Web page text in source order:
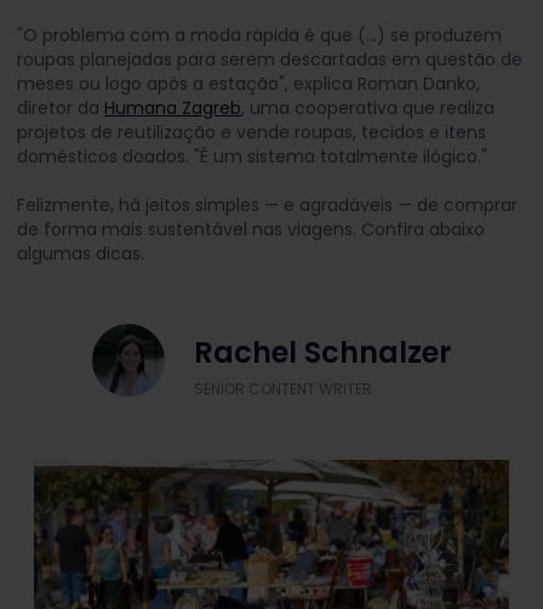
"O problema com a moda rápida é que (...) se produzem
roupas planejadas para serem descartadas em questão de
meses ou logo após a estação", explica Roman Danko,
diretor da Humana Zagreb, uma cooperativa que realiza
projetos de reutilização e vende roupas, tecidos e itens
domésticos doados. "É um sistema totalmente ilógico."
Felizmente, há jeitos simples — e agradáveis — de comprar
de forma mais sustentável nas viagens. Confira abaixo
algumas dicas.
Rachel Schnalzer
SENIOR CONTENT WRITER